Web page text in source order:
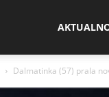
Dalmatinka (57) prala